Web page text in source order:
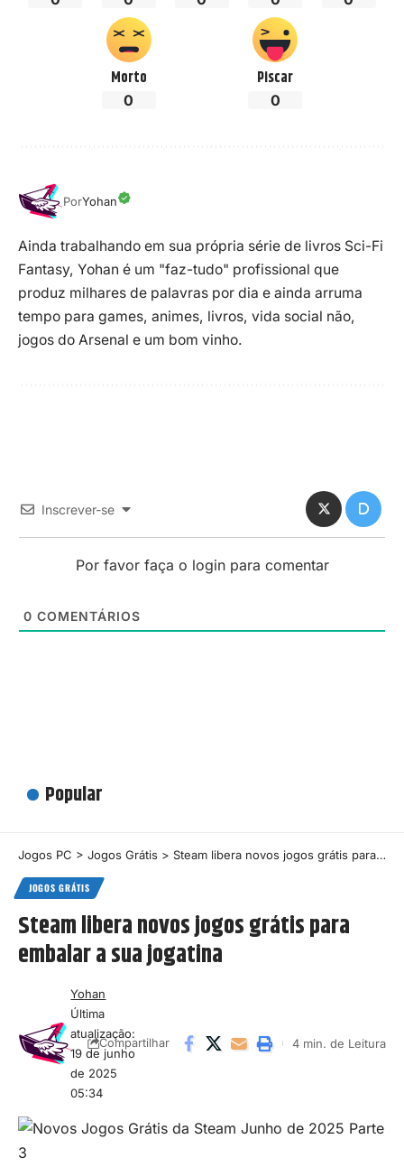
Morto
0
Piscar
0
PorYohan
Ainda trabalhando em sua própria série de livros Sci-Fi
Fantasy, Yohan é um "faz-tudo" profissional que
produz milhares de palavras por dia e ainda arruma
tempo para games, animes, livros, vida social não,
jogos do Arsenal e um bom vinho.
Inscrever-se
Por favor faça o login para comentar
0 COMENTÁRIOS
Popular
Jogos PC > Jogos Grátis > Steam libera novos jogos grátis para embalar a sua jogatina
JOGOS GRÁTIS
Steam libera novos jogos grátis para
embalar a sua jogatina
Última
atualização:
19 de junho
de 2025
05:34
Yohan
Compartilhar 4 min. de Leitura